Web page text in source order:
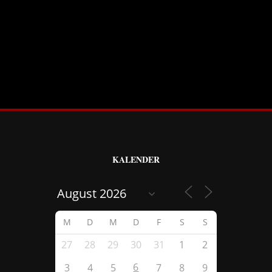
KALENDER
M D M D F S S
27 28 29 30 31 1
2
3
4 5 6 7 8 9